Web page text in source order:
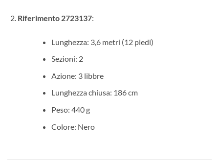
Riferimento 2723137:
Lunghezza: 3,6 metri (12 piedi)
Sezioni: 2
Azione: 3 libbre
Lunghezza chiusa: 186 cm
Peso: 440 g
Colore: Nero